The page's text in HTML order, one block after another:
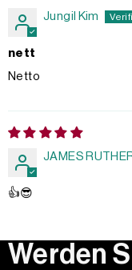
Jungil Kim
nett
Netto
JAMES
👍😎
Werden